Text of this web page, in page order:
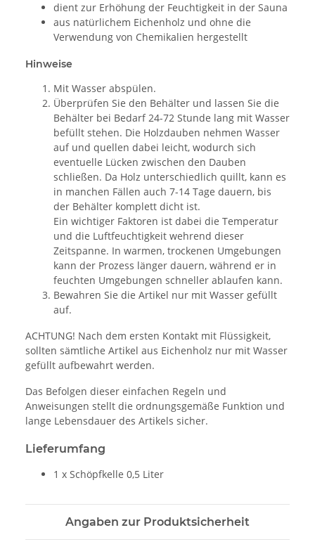
dient zur Erhöhung der Feuchtigkeit in der Sauna
aus natürlichem Eichenholz und ohne die
Verwendung von Chemikalien hergestellt
Hinweise
Mit Wasser abspülen.
Überprüfen Sie den Behälter und lassen Sie die
Behälter bei Bedarf 24-72 Stunde lang mit Wasser
befüllt stehen. Die Holzdauben nehmen Wasser
auf und quellen dabei leicht, wodurch sich
eventuelle Lücken zwischen den Dauben
schließen. Da Holz unterschiedlich quillt, kann es
in manchen Fällen auch 7-14 Tage dauern, bis
der Behälter komplett dicht ist.
Ein wichtiger Faktoren ist dabei die Temperatur
und die Luftfeuchtigkeit wehrend dieser
Zeitspanne. In warmen, trockenen Umgebungen
kann der Prozess länger dauern, während er in
feuchten Umgebungen schneller ablaufen kann.
Bewahren Sie die Artikel nur mit Wasser gefüllt
auf.
ACHTUNG! Nach dem ersten Kontakt mit Flüssigkeit,
sollten sämtliche Artikel aus Eichenholz nur mit Wasser
gefüllt aufbewahrt werden.
Das Befolgen dieser einfachen Regeln und
Anweisungen stellt die ordnungsgemäße Funktion und
lange Lebensdauer des Artikels sicher.
Lieferumfang
1 x Schöpfkelle 0,5 Liter
Angaben zur Produktsicherheit